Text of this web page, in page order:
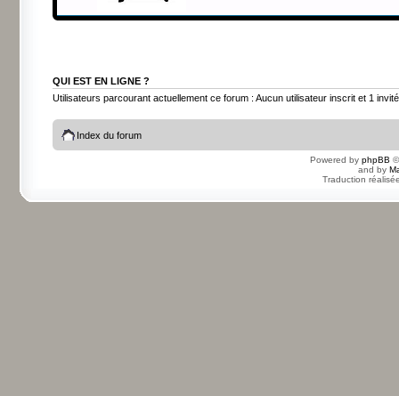
QUI EST EN LIGNE ?
Utilisateurs parcourant actuellement ce forum : Aucun utilisateur inscrit et 1 invité
Index du forum
Powered by phpBB
and by
Traduction